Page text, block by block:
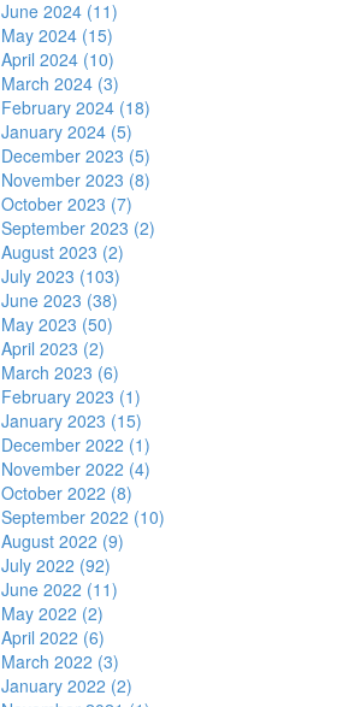
June 2024 (11)
May 2024 (15)
April 2024 (10)
March 2024 (3)
February 2024 (18)
January 2024 (5)
December 2023 (5)
November 2023 (8)
October 2023 (7)
September 2023 (2)
August 2023 (2)
July 2023 (103)
June 2023 (38)
May 2023 (50)
April 2023 (2)
March 2023 (6)
February 2023 (1)
January 2023 (15)
December 2022 (1)
November 2022 (4)
October 2022 (8)
September 2022 (10)
August 2022 (9)
July 2022 (92)
June 2022 (11)
May 2022 (2)
April 2022 (6)
March 2022 (3)
January 2022 (2)